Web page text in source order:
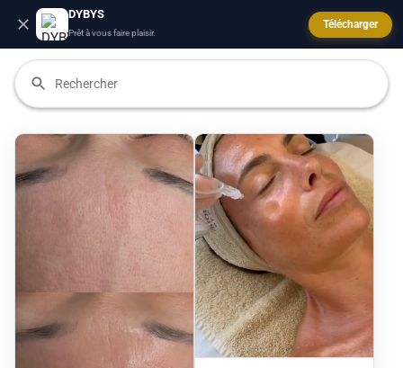
DYBYS
Prêt à vous faire plaisir.
Télécharger